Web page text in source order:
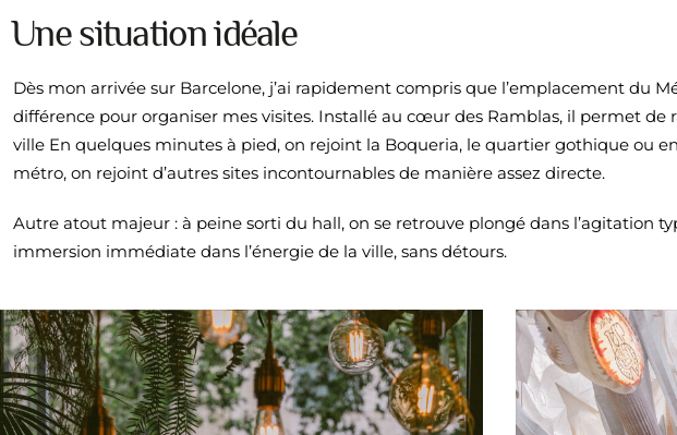
Une situation idéale
Dès mon arrivée sur Barcelone, j’ai rapidement compris que l’emplacement du
différence pour organiser mes visites. Installé au cœur des Ramblas, il permet
ville En quelques minutes à pied, on rejoint la Boqueria, le quartier gothique ou
métro, on rejoint d’autres sites incontournables de manière assez directe.
Autre atout majeur : à peine sorti du hall, on se retrouve plongé dans l’agitation
immersion immédiate dans l’énergie de la ville, sans détours.